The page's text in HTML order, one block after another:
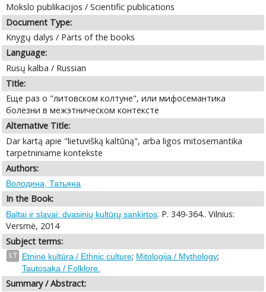
Mokslo publikacijos / Scientific publications
Document Type:
Knygų dalys / Parts of the books
Language:
Rusų kalba / Russian
Title:
Еще раз о "литовском колтуне", или мифосемантика
болезни в межэтническом контексте
Alternative Title:
Dar kartą apie "lietuvišką kaltūną", arba ligos mitosemantika
tarpetniniame kontekste
Authors:
Володина, Татьяна
In the Book:
Baltai ir slavai: dvasinių kultūrų sankirtos. P. 349-364.. Vilnius:
Versmė, 2014
Subject terms:
LT Etninė kultūra / Ethnic culture; Mitologija / Mythology;
Tautosaka / Folklore.
Summary / Abstract: